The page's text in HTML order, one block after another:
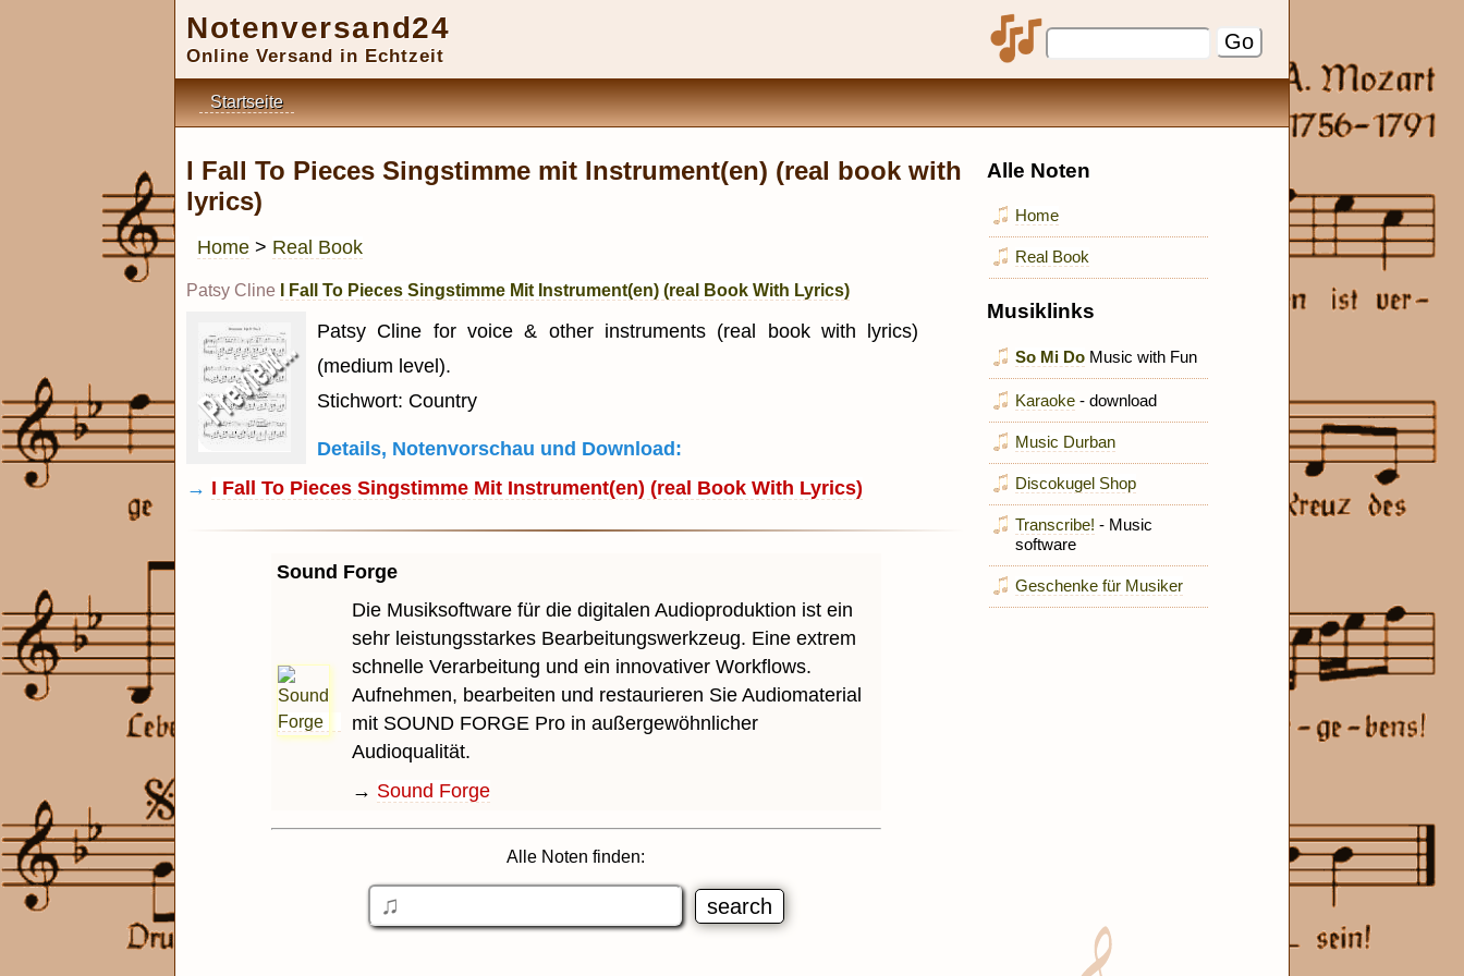
Notenversand24
Online Versand in Echtzeit
Startseite
I Fall To Pieces Singstimme mit Instrument(en) (real book with
lyrics)
Home > Real Book
Patsy Cline I Fall To Pieces Singstimme Mit Instrument(en) (real Book With Lyrics)
Patsy Cline for voice & other instruments (real book with lyrics)
(medium level).
Stichwort: Country
Details, Notenvorschau und Download:
→ I Fall To Pieces Singstimme Mit Instrument(en) (real Book With Lyrics)
Sound Forge
Die Musiksoftware für die digitalen Audioproduktion ist ein
sehr leistungsstarkes Bearbeitungswerkzeug. Eine extrem
schnelle Verarbeitung und ein innovativer Workflows.
Aufnehmen, bearbeiten und restaurieren Sie Audiomaterial
mit SOUND FORGE Pro in außergewöhnlicher
Audioqualität.
→ Sound Forge
Alle Noten finden:
Alle Noten
Home
Real Book
Musiklinks
So Mi Do Music with Fun
Karaoke - download
Music Durban
Discokugel Shop
Transcribe! - Music
software
Geschenke für Musiker